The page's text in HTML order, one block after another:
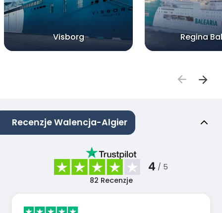
Visborg Regina
Recenzje Walencja-Algier
4 / 5
82 Recenzje